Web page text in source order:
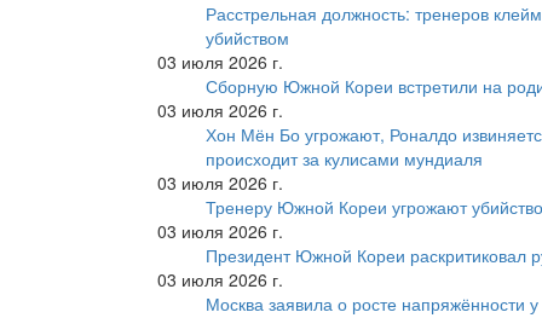
Расстрельная должность: тренеров
убийством
03 июля 2026 г.
Сборную Южной Кореи встретили на
03 июля 2026 г.
Хон Мён Бо угрожают, Роналдо
происходит за кулисами мундиаля
03 июля 2026 г.
Тренеру Южной Кореи угрожают
03 июля 2026 г.
Президент Южной Кореи раскритиковал
03 июля 2026 г.
Москва заявила о росте